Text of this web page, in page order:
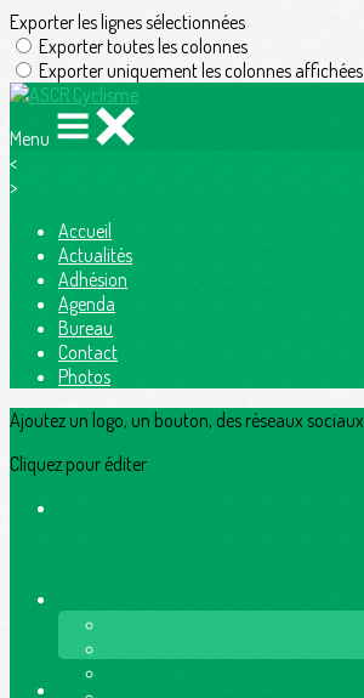
Exporter les lignes sélectionnées
Exporter toutes les colonnes
Exporter uniquement les colonnes affichées
Menu
<
>
Accueil
Actualités
Adhésion
Agenda
Bureau
Contact
Photos
Ajoutez un logo, un bouton, des réseaux sociaux
Cliquez pour éditer